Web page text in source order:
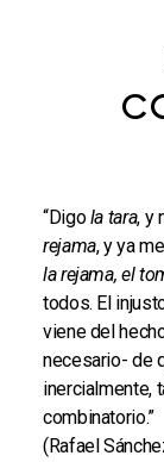
“Digola tara, y
rejama, y ya
la rejama, el
todos. El
viene del
necesario- de
inercialmente,
combinatorio.”
(Rafael